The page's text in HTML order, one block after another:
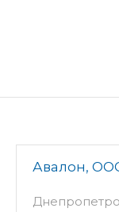
Авалон,